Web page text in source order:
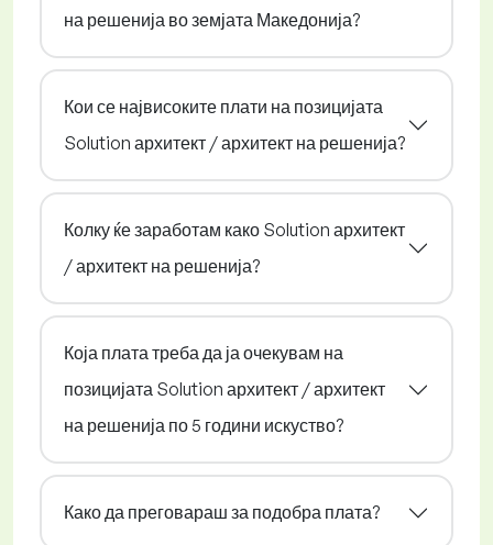
на решенија во земјата Македонија?
Кои се највисоките плати на позицијата
Solution архитект / архитект на решенија?
Колку ќе заработам како Solution архитект
/ архитект на решенија?
Која плата треба да ја очекувам на
позицијата Solution архитект / архитект
на решенија по 5 години искуство?
Како да преговараш за подобра плата?